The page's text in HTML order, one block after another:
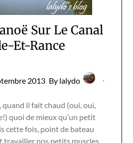
Sur Le Canal
Et-Rance
2013 By lalydo
il fait chaud (oui, oui,
quoi de mieux qu’un petit
cette fois, point de bateau
travailler nos petits muscles